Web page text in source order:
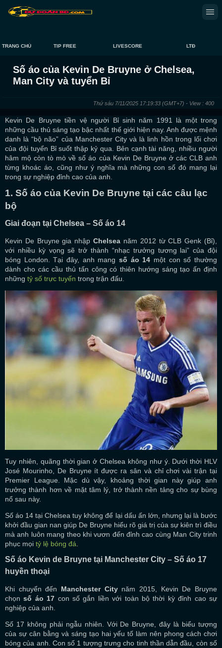
TRANG CHỦ TIP FREE LIVESCORE LTĐ
Số áo của Kevin De Bruyne ở Chelsea,
Man City và tuyển Bỉ
Thứ sáu 7/11/2025 17:19:33 (GMT+7) - View : 400
Kevin De Bruyne tiền vệ người Bỉ sinh năm 1991 là một trong
những cầu thủ sáng tạo bậc nhất thế giới hiện nay. Anh được mệnh
danh là “bộ não” của Manchester City và là linh hồn trong lối chơi
của đội tuyển Bỉ suốt thập kỷ qua. Bên cạnh tài năng, nhiều người
hâm mộ còn tò mò về số áo của Kevin De Bruyne ở các CLB anh
từng khoác áo, cũng như ý nghĩa mà những con số đó mang lại
trong sự nghiệp đỉnh cao của anh.
1. Số áo của Kevin De Bruyne tại các câu lạc
bộ
Giai đoạn tại Chelsea – Số áo 14
Kevin De Bruyne gia nhậpChelsea năm 2012 từ CLB Genk (Bỉ),
với nhiều kỳ vọng sẽ trở thành “nhạc trưởng tương lai” của đội
bóng London. Tại đây, anh mang số áo 14 một con số thường
dành cho các cầu thủ tấn công có thiên hướng sáng tạo ấn định
những tỷ số trực tuyến trong trận đấu.
Tuy nhiên, quãng thời gian ở Chelsea không như ý. Dưới thời HLV
José Mourinho, De Bruyne ít được ra sân và chỉ chơi vài trận tại
Premier League. Mặc dù vậy, khoảng thời gian này giúp anh
trưởng thành hơn về mặt tâm lý, trở thành nền tảng cho sự bùng
nổ sau này.
Số áo 14 tại Chelsea tuy không để lại dấu ấn lớn, nhưng lại là bước
khởi đầu gian nan giúp De Bruyne hiểu rõ giá trị của sự kiên trì điều
mà anh luôn mang theo khi vươn đến đỉnh cao cùng Man City trinh
phục mọi tỷ lệ bóng đá
Số áo Kevin de Bruyne tại Manchester City – Số áo 17
huyền thoại
Khi chuyển đến Manchester Citynăm 2015, Kevin De Bruyne
chọnsố áo 17 con số gắn liền với toàn bộ thời kỳ đỉnh cao sự
nghiệp của anh.
Số 17 không phải ngẫu nhiên. Với De Bruyne, đây là biểu tượng
của sự cân bằng và sáng tạo hai yếu tố làm nên phong cách chơi
bóng của anh. Con số 1 tượng trưng cho tinh thần dẫn đầu, còn số